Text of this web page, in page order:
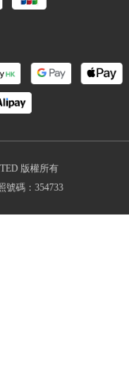
版權所有
號碼：354733